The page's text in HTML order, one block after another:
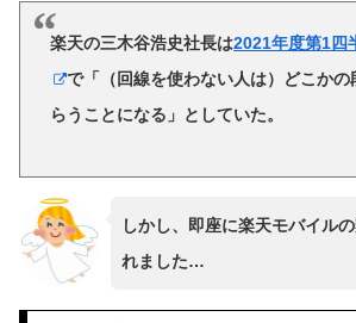
楽天の三木谷浩史社長は2021年度第1四
で「（回線を使わない人は）どこかの
らうことになる」としていた。
しかし、即座に楽天モバイル
れました…